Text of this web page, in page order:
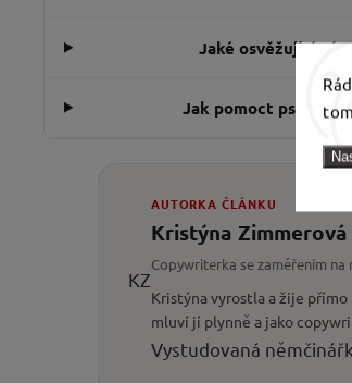
Jaké osvěžující
Jak pomoct psovi
KZ
AUTORKA ČLÁNKU
Kristýna Zimmerová
Copywriterka se zaměřením na
Kristýna vyrostla a žije
mluví jí plynně a jako
Vystudovaná